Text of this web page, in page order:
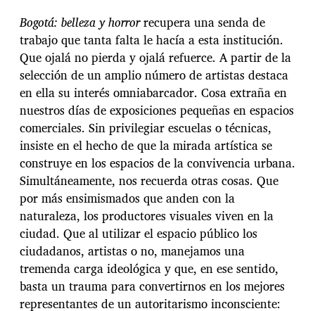
Bogotá: belleza y horrorrecupera una senda de
trabajo que tanta falta le hacía a esta institución.
Que ojalá no pierda y ojalá refuerce. A partir de la
selección de un amplio número de artistas destaca
en ella su interés omniabarcador. Cosa extraña en
nuestros días de exposiciones pequeñas en espacios
comerciales. Sin privilegiar escuelas o técnicas,
insiste en el hecho de que la mirada artística se
construye en los espacios de la convivencia urbana.
Simultáneamente, nos recuerda otras cosas. Que
por más ensimismados que anden con la
naturaleza, los productores visuales viven en la
ciudad. Que al utilizar el espacio público los
ciudadanos, artistas o no, manejamos una
tremenda carga ideológica y que, en ese sentido,
basta un trauma para convertirnos en los mejores
representantes de un autoritarismo inconsciente: